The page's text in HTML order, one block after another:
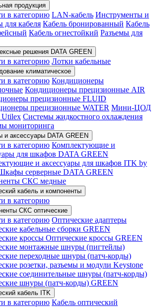
продукция
в категорию LAN-кабель Инструменты и
для кабеля Кабель бронированный Кабель
Кабель огнестойкий Разъемы для
решения DATA GREEN
в категорию Лотки кабельные
климатическое
в категорию Кондиционеры
Кондиционеры прецизионные AIR
прецизионные FLUID
прецизионные WATER Мини-ЦОД
Системы жидкостного охлаждения
мониторинга
аксессуары DATA GREEN
в категорию Комплектующие и
для шкафов DATA GREEN
и аксессуары для шкафов ITK by
серверные DATA GREEN
СКС медные
кабель и компоненты
в категорию
СКС оптические
в категорию Оптические адаптеры
кабельные сборки GREEN
кроссы Оптические кроссы GREEN
монтажные шнуры (пигтейлы)
переходные шнуры (патч-корды)
розетки, разъемы и модули Keystone
соединительные шнуры (патч-корды)
шнуры (патч-корды) GREEN
кабель ITK
в категорию Кабель оптический